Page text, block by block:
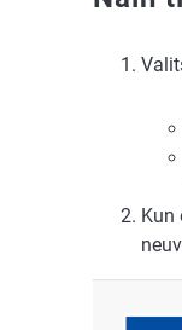
Kun